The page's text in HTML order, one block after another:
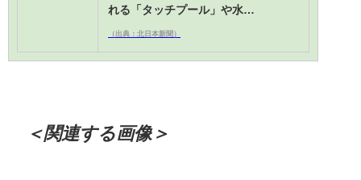
れる「タッチプール」や水…
（出典：北日本新聞）
＜関連する画像＞